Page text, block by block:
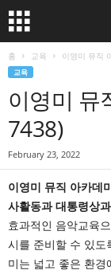
홈 교육 이영미 뮤직
교육
이영미 뮤
7438)
February 23, 2022
이영미 뮤직 아카데
사활동과 대통령상
효과적인 음악교육
시를 준비할 수 있도
미는 넓고 좋은 환경